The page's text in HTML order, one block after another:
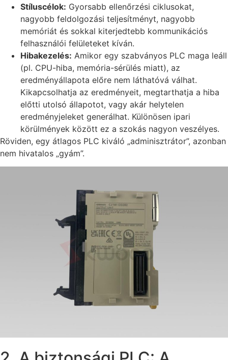
Stíluscélok: Gyorsabb ellenőrzési ciklusokat,
nagyobb feldolgozási teljesítményt, nagyobb
memóriát és sokkal kiterjedtebb kommunikációs
felhasználói felületeket kíván.
Hibakezelés: Amikor egy szabványos PLC maga leáll
(pl. CPU-hiba, memória-sérülés miatt), az
eredményállapota előre nem láthatóvá válhat.
Kikapcsolhatja az eredményeit, megtarthatja a hiba
előtti utolsó állapotot, vagy akár helytelen
eredményjeleket generálhat. Különösen ipari
körülmények között ez a szokás nagyon veszélyes.
Röviden, egy átlagos PLC kiváló „adminisztrátor”, azonban
nem hivatalos „gyám”.